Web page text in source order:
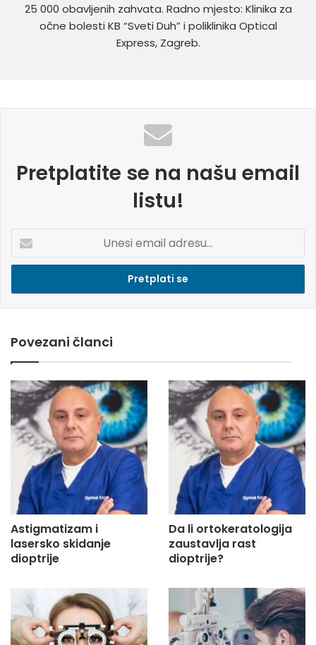
25 000 obavljenih zahvata. Radno mjesto: Klinika za
očne bolesti KB “Sveti Duh” i poliklinika Optical
Express, Zagreb.
Pretplatite se na našu email
listu!
e
i
e
a
a
d
r
e
Povezani članci
Astigmatizam i
lasersko skidanje
dioptrije
Da li ortokeratologija
zaustavlja rast
dioptrije?